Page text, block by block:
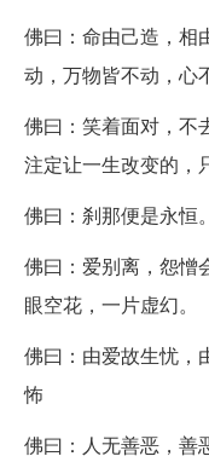
佛曰：命由己造，相
动，万物皆不动，心
佛曰：笑着面对，不
注定让一生改变的，
佛曰：刹那便是永恒。
佛曰：爱别离，怨憎
眼空花，一片虚幻。
佛曰：由爱故生忧，
怖
佛曰：人无善恶，善